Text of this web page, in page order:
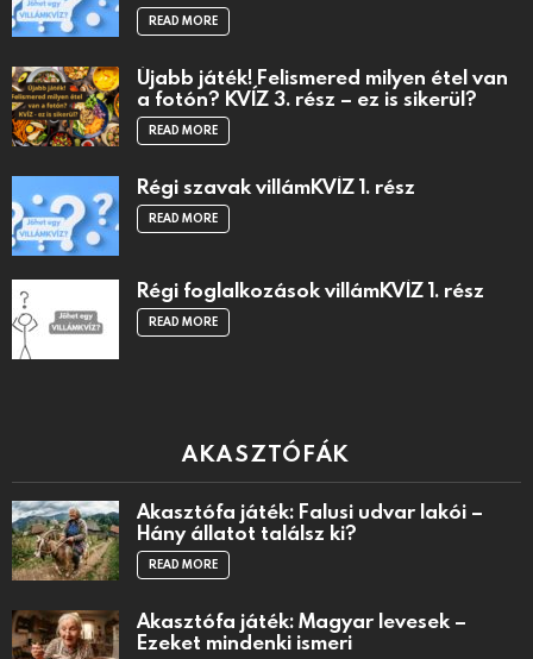
READ MORE
Újabb játék! Felismered milyen étel van
a fotón? KVÍZ 3. rész – ez is sikerül?
READ MORE
Régi szavak villámKVÍZ 1. rész
READ MORE
Régi foglalkozások villámKVÍZ 1. rész
READ MORE
AKASZTÓFÁK
Akasztófa játék: Falusi udvar lakói –
Hány állatot találsz ki?
READ MORE
Akasztófa játék: Magyar levesek –
Ezeket mindenki ismeri